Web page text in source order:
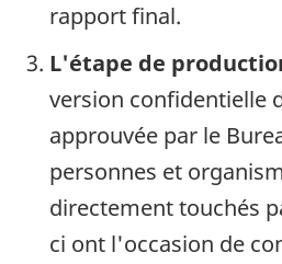
rapport final.
L'étape de
version confidentielle
approuvée par le
personnes et
directement touchés
ci ont l'occasion de